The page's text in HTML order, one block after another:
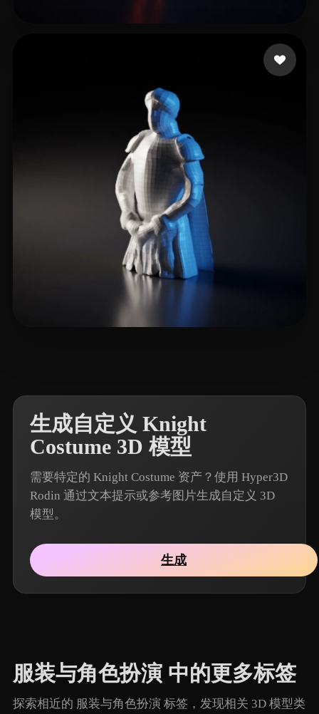
生成自定义 Knight
Costume 3D 模型
需要特定的 Knight Costume 资产？使用 Hyper3D
Rodin 通过文本提示或参考图片生成自定义 3D
模型。
生成
服装与角色扮演 中的更多标签
探索相近的 服装与角色扮演 标签，发现相关 3D 模型类